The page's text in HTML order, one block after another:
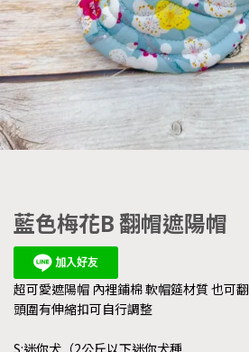
藍色梅花B 翻帽遮陽帽
超可愛遮陽帽 內裡鋪棉 軟帽筵材質 也可
頭圍有伸縮扣可自行調整
S:迷你犬（2公斤以下迷你犬種